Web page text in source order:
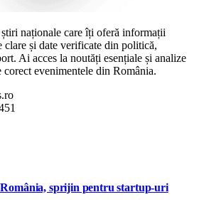
știri naționale care îți oferă informații
clare și date verificate din politică,
Ai acces la noutăți esențiale și analize
corect evenimentele din România.
sprijin pentru startup-uri